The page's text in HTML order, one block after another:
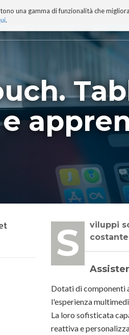
una gamma di funzionalità che
.
TECNOBIBLIOGRAFIA
Sviluppi sostanziali nei sistemi di elaborazione dei tablet migliorano
Dotati di componenti
l'esperienza
La loro sofisticata
reattiva e